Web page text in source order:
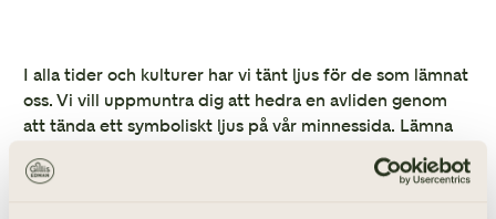
I alla tider och kulturer har vi tänt ljus för de som lämnat
oss. Vi vill uppmuntra dig att hedra en avliden genom
att tända ett symboliskt ljus på vår minnessida. Lämna
gärna en hälsning, ett minne, ett citat, en dikt eller en
kärleksfull tanke. Ditt bidrag kan betyda mycket för de